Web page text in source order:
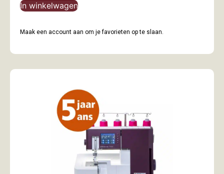
In winkelwagen
Maak een account aan om je favorieten op te slaan.